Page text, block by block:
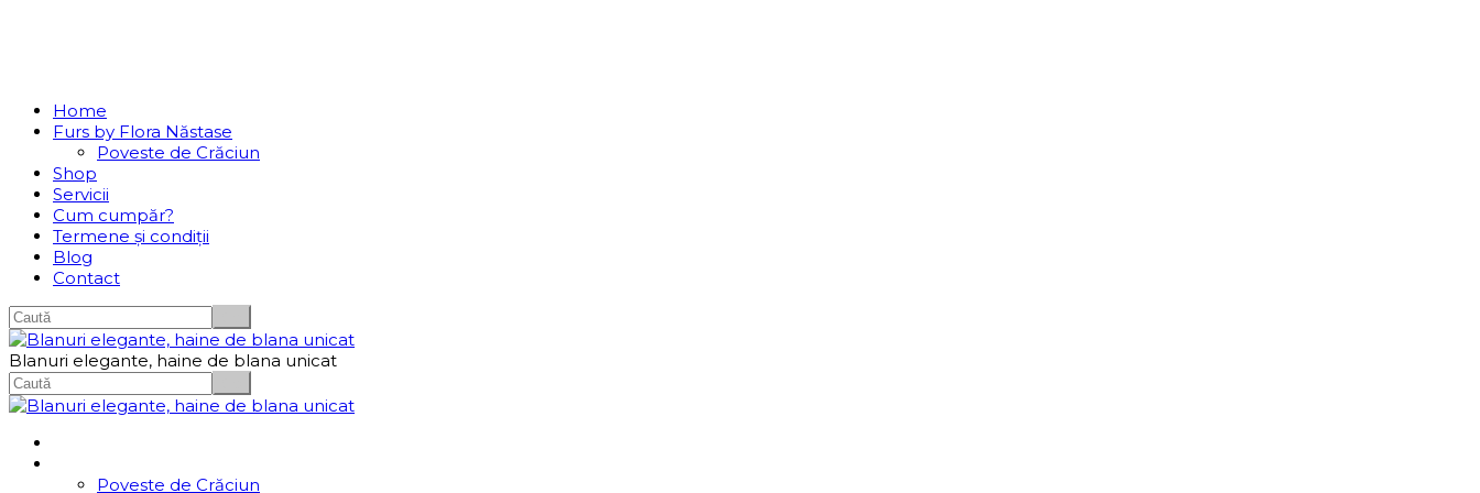
Home
Furs by Flora Năstase
Poveste de Crăciun
Shop
Servicii
Cum cumpăr?
Termene și condiții
Blog
Contact
Blanuri elegante, haine de blana unicat
Poveste de Crăciun